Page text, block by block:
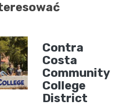
Contra
Costa
Community
College
District